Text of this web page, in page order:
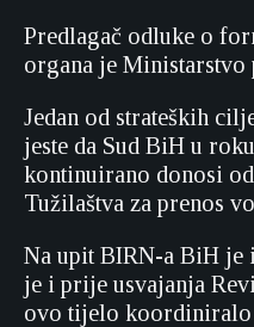
Predlagač odluke o
organa je Ministarstvo
Jedan od strateških
jeste da Sud BiH u
kontinuirano donosi
Tužilaštva za prenos
Na upit BIRN-a BiH je
je i prije usvajanja
ovo tijelo koordiniralo